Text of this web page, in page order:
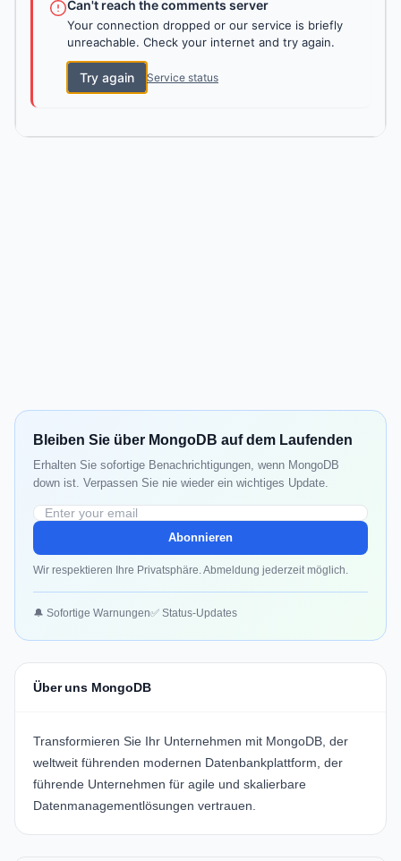
Can't reach the comments server
Your connection dropped or our service is briefly
unreachable. Check your internet and try again.
Try again Service status
Bleiben Sie über MongoDB auf dem Laufenden
Erhalten Sie sofortige Benachrichtigungen, wenn MongoDB
down ist. Verpassen Sie nie wieder ein wichtiges Update.
Abonnieren
Wir respektieren Ihre Privatsphäre. Abmeldung jederzeit möglich.
🔔 Sofortige Warnungen✅ Status-Updates
Über uns MongoDB
Transformieren Sie Ihr Unternehmen mit MongoDB, der
weltweit führenden modernen Datenbankplattform, der
führende Unternehmen für agile und skalierbare
Datenmanagementlösungen vertrauen.